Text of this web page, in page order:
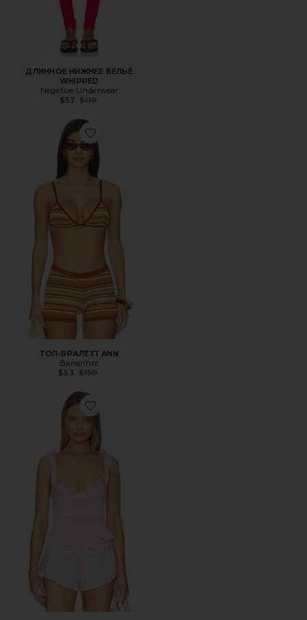
ДЛИННОЕ НИЖНЕЕ БЕЛЬЁ
WHIPPED
Negative Underwear
$57 Previous price:
$110
Favorite ТОП-БРАЛЕТТ ANN
ТОП-БРАЛЕТТ ANN
Bananhot
$53 Previous price:
$150
Favorite ТОП SLOTTED HEARTS